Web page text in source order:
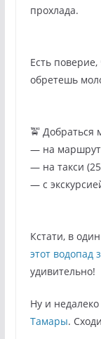
прохлада.
Есть
обретешь
🚖 Добраться
— на
— на такси
— с
Кстати, в
этот водопад
удивительно!
Ну и
Тамары.